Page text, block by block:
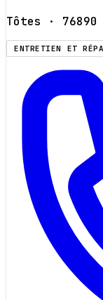
Tôtes · 76890
ENTRETIEN ET